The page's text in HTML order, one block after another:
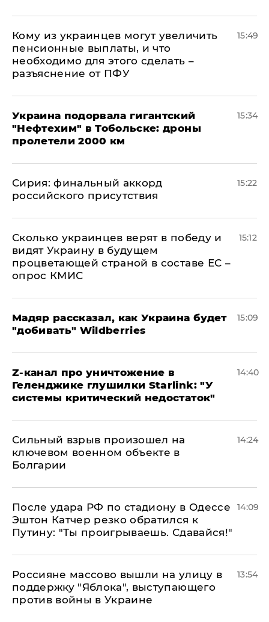
Кому из украинцев могут увеличить
пенсионные выплаты, и что
необходимо для этого сделать –
разъяснение от ПФУ
15:49
Украина подорвала гигантский
"Нефтехим" в Тобольске: дроны
пролетели 2000 км
15:34
​Сирия: финальный аккорд
российского присутствия
15:22
Сколько украинцев верят в победу и
видят Украину в будущем
процветающей страной в составе ЕС –
опрос КМИС
15:12
Мадяр рассказал, как Украина будет
"добивать" Wildberries
15:09
Z-канал про уничтожение в
Геленджике глушилки Starlink: "У
системы критический недостаток"
14:40
Сильный взрыв произошел на
ключевом военном объекте в
Болгарии
14:24
После удара РФ по стадиону в Одессе
Эштон Катчер резко обратился к
Путину: "Ты проигрываешь. Сдавайся!"
14:09
Россияне массово вышли на улицу в
поддержку "Яблока", выступающего
против войны в Украине
13:54